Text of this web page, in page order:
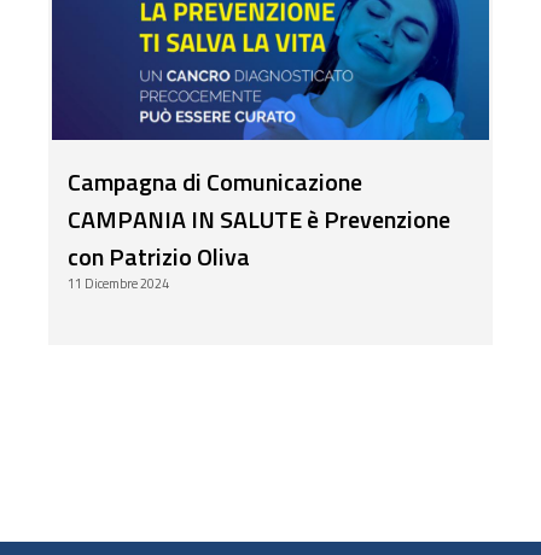
Campagna di Comunicazione
CAMPANIA IN SALUTE è Prevenzione
con Patrizio Oliva
11 Dicembre 2024